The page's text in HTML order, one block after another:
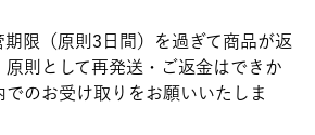
期限（原則3日間）を過ぎて商品が返
則として再発送・ご返金はできか
のお受け取りをお願いいたしま